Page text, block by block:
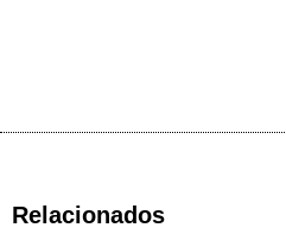
Relacionados